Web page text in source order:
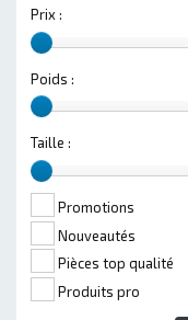
Prix :
Poids :
Taille :
Promotions
Nouveautés
Pièces top qualité
Produits pro